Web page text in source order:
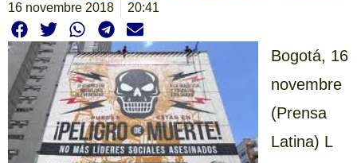
16 novembre 2018 20:41
Bogotá, 16
novembre
(Prensa
Latina) L